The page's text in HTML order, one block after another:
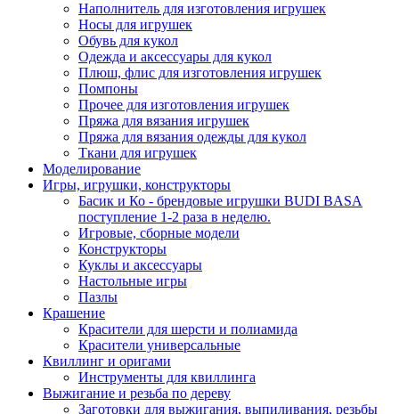
Наполнитель для изготовления игрушек
Носы для игрушек
Обувь для кукол
Одежда и аксессуары для кукол
Плюш, флис для изготовления игрушек
Помпоны
Прочее для изготовления игрушек
Пряжа для вязания игрушек
Пряжа для вязания одежды для кукол
Ткани для игрушек
Моделирование
Игры, игрушки, конструкторы
Басик и Ко - брендовые игрушки BUDI BASA
поступление 1-2 раза в неделю.
Игровые, сборные модели
Конструкторы
Куклы и аксессуары
Настольные игры
Пазлы
Крашение
Красители для шерсти и полиамида
Красители универсальные
Квиллинг и оригами
Инструменты для квиллинга
Выжигание и резьба по дереву
Заготовки для выжигания, выпиливания, резьбы